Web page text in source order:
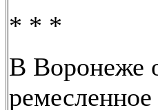
* * *
В Воронеже